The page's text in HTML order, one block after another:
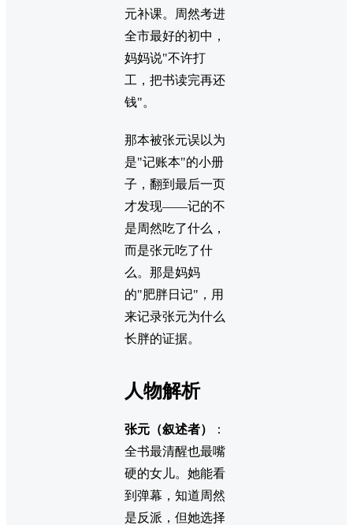
元补课。周然考进
全市最好的初中，
妈妈说"不许打
工，把书读完再还
钱"。
那本被张元误以为
是"记账本"的小册
子，翻到最后一页
才发现——记的不
是周然吃了什么，
而是张元吃了什
么。那是妈妈
的"肥胖日记"，用
来记录张元为什么
长胖的证据。
人物解析
张元（叙述者）
：
全书最清醒也最嘴
硬的女儿。她能看
到弹幕，知道周然
是反派，但她选择